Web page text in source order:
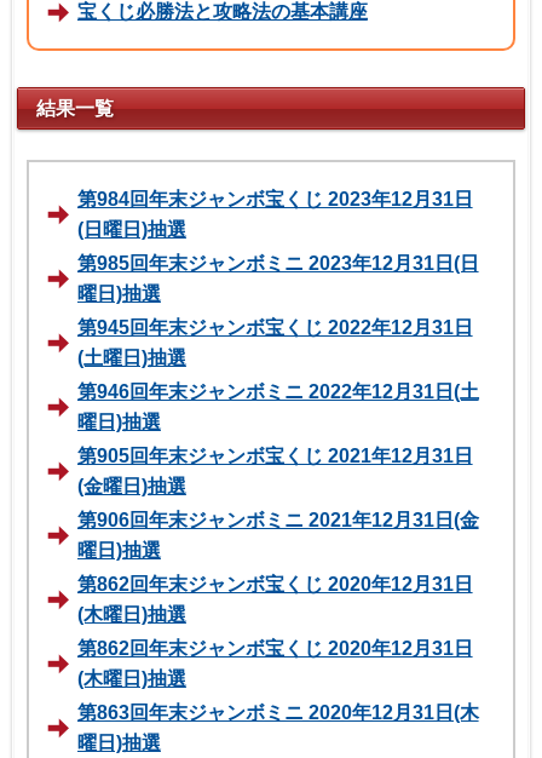
宝くじ必勝法と攻略法の基本講座
結果一覧
第984回年末ジャンボ宝くじ 2023年12月31日
(日曜日)抽選
第985回年末ジャンボミニ 2023年12月31日(日
曜日)抽選
第945回年末ジャンボ宝くじ 2022年12月31日
(土曜日)抽選
第946回年末ジャンボミニ 2022年12月31日(土
曜日)抽選
第905回年末ジャンボ宝くじ 2021年12月31日
(金曜日)抽選
第906回年末ジャンボミニ 2021年12月31日(金
曜日)抽選
第862回年末ジャンボ宝くじ 2020年12月31日
(木曜日)抽選
第862回年末ジャンボ宝くじ 2020年12月31日
(木曜日)抽選
第863回年末ジャンボミニ 2020年12月31日(木
曜日)抽選